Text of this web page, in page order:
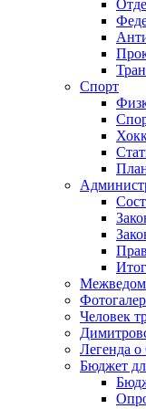
Спорт
Человек
Легенда
Бюджет